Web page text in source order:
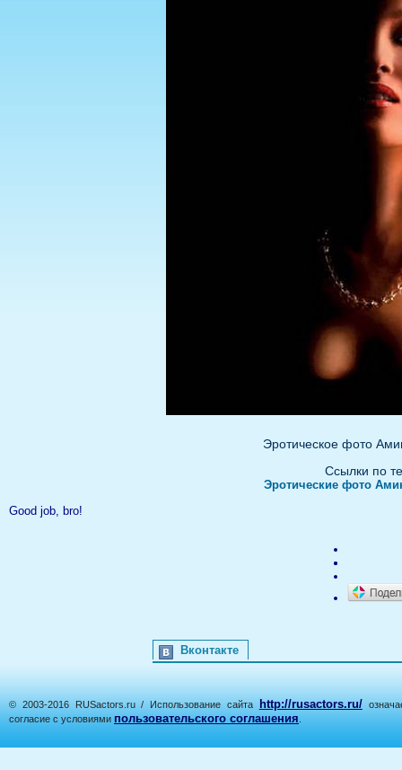
Эротическое фото
Ссылки по
Эротические фото
Good job, bro!
Вконтакте
© 2003-2016 RUSactors.ru / Использование сайта http://rusactors.ru/
согласие с условиями пользовательского соглашения